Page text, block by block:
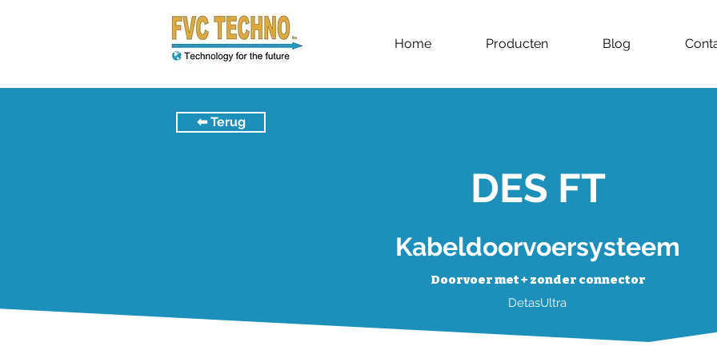
Home Producten Blog
⬅︎ Terug
Kabeldoorvoersysteem
Doorvoer met + zonder connector
DetasUltra
DES FT